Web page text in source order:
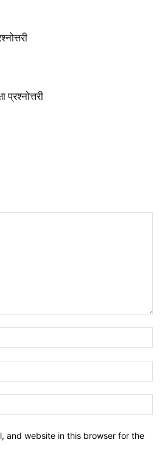
प्रश्नोत्तरी
and website in this browser for the